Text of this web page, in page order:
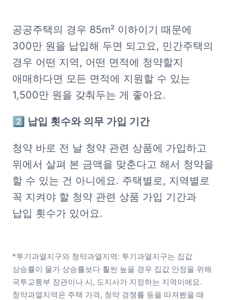
공공주택의 경우 85m² 이하이기 때문에
300만 원을 납입해 두면 되고요, 민간주택의
경우 어떤 지역, 어떤 면적에 청약할지
애매하다면 모든 면적에 지원할 수 있는
1,500만 원을 갖춰두는 게 좋아요.
2️⃣ 납입 횟수와 의무 가입 기간
청약 바로 전 날 청약 관련 상품에 가입하고
위에서 살펴 본 금액을 맞춘다고 해서 청약을
할 수 있는 건 아니에요. 주택별로, 지역별로
꼭 지켜야 할 청약 관련 상품 가입 기간과
납입 횟수가 있어요.
*투기과열지구와 청약과열지역: 투기과열지구는 집값
상승률이 물가 상승률보다 훨씬 높을 경우 집값 안정을 위해
국투교통부 장관이나 시, 도지사가 지정하는 지역이에요.
청약과열지역은 주택 가격, 청약 경쟁률 등을 따져봤을 때